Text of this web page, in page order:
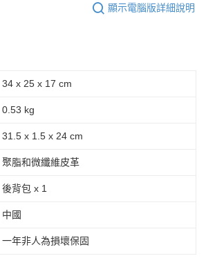
顯示電腦版詳細說明
34 x 25 x 17 cm
0.53 kg
31.5 x 1.5 x 24 cm
聚脂和微纖維皮革
後背包 x 1
中國
一年非人為損壞保固